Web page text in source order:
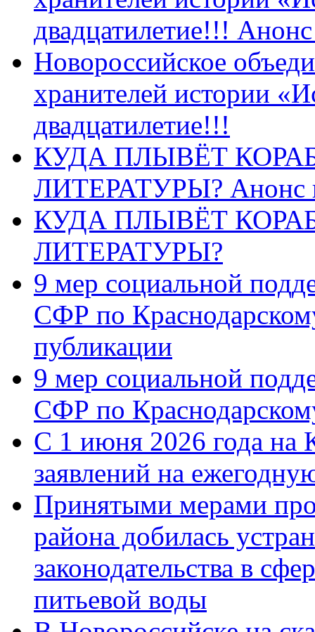
двадцатилетие!!!
Новороссийское
хранителей истории
двадцатилетие!!!
КУДА ПЛЫВЁТ
ЛИТЕРАТУРЫ? Анонс
КУДА ПЛЫВЁТ
ЛИТЕРАТУРЫ?
9 мер социальной
СФР по
публикации
9 мер социальной
СФР по
С 1 июня 2026 года на
заявлений на
Принятыми мерами
района добилась
законодательства в
питьевой воды